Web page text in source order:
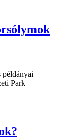
példányai
Park